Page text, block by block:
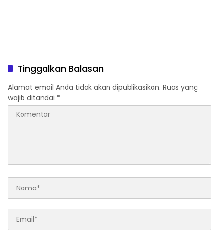
Tinggalkan Balasan
Alamat email Anda tidak akan dipublikasikan. Ruas yang
wajib ditandai *